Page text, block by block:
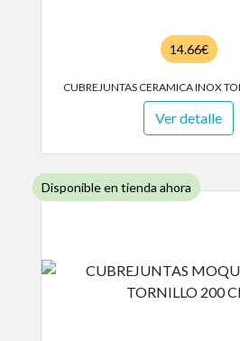
14.66€
CUBREJUNTAS CERAMICA INOX
Ver detalle
Disponible en tienda ahora